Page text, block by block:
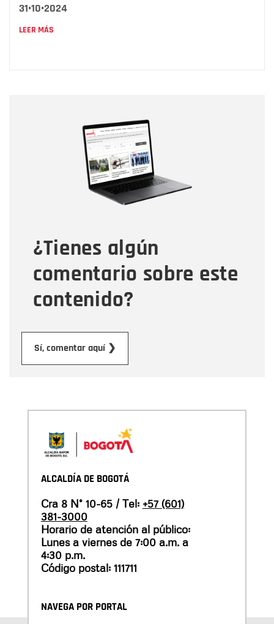
31•10•2024
LEER MÁS
¿Tienes algún
comentario sobre este
contenido?
Sí, comentar aquí ❯
Correo electrónico
Tipo de comentario
Mensaje
ALCALDÍA DE BOGOTÁ
Cra 8 N° 10-65 / Tel: +57 (601)
381-3000
Horario de atención al público:
Lunes a viernes de 7:00 a.m. a
4:30 p.m.
Código postal: 111711
NAVEGA POR PORTAL